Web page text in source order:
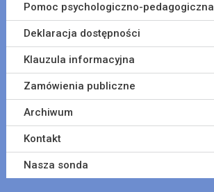
Pomoc psychologiczno-pedagogiczna
Deklaracja dostępności
Klauzula informacyjna
Zamówienia publiczne
Archiwum
Kontakt
Nasza sonda